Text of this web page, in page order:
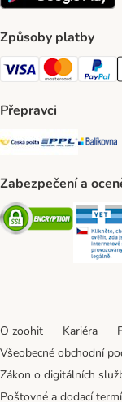
Způsoby platby
Visa Payment Method
MastercardPayPal
Přepravci
Česká pošta
PPL
Zabezpečení a
Security
O zoohit Kariéra
Všeobecné obchodní
Zákon o digitálních
Poštovné a dodací